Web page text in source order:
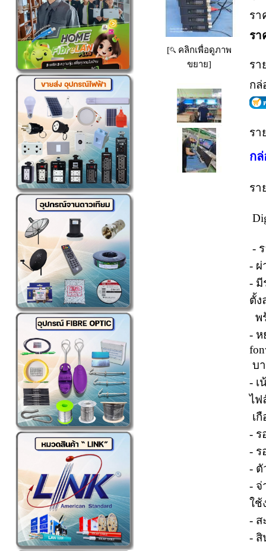
[
คลิกเพื่อดูภาพ
ขยาย]
ร
รา
รา
กล่
รา
ก
รา
-
- ผ่
- มี
ตั้ง
พ
- ห
บ
- เ
ไฟ
เ
- ร
- ร
- ตั
- จ่
ใช้
- ส
- สิ